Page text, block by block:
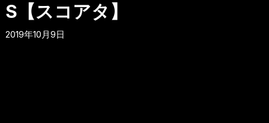
S【スコアタ】
2019年10月9日